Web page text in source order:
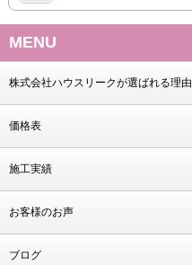
MENU
株式会社ハウスリークが選ばれる理由
価格表
施工実績
お客様のお声
ブログ